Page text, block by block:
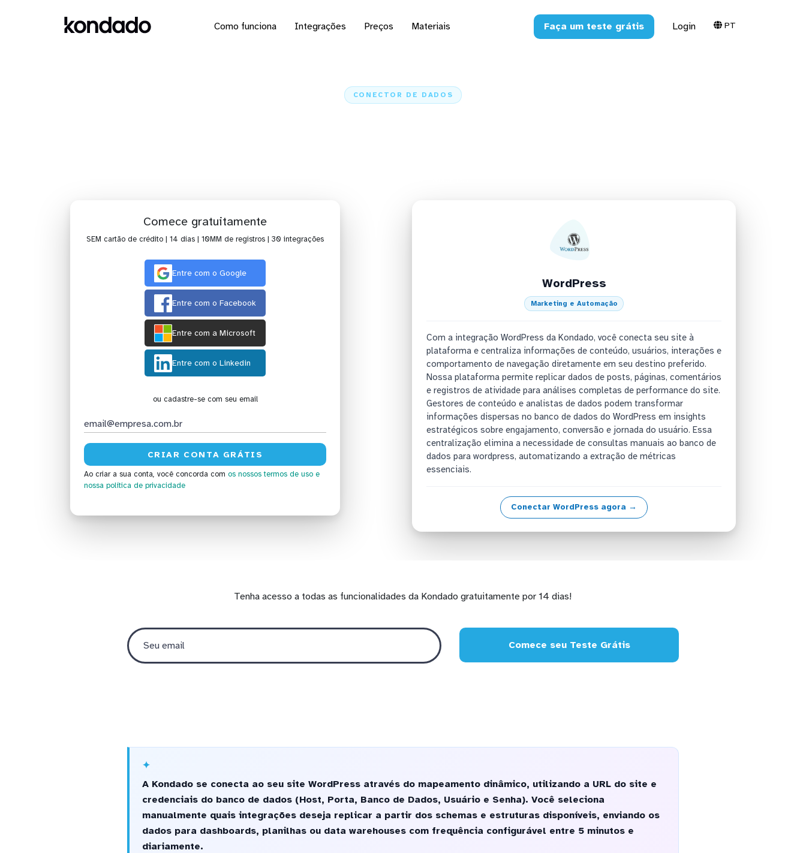
Como funciona Integrações Preços Materiais Faça um teste grátis Login PT
CONECTOR DE DADOS
Comece gratuitamente
SEM cartão de crédito | 14 dias | 10MM de registros | 30 integrações
Entre com o Google
Entre com o Facebook
Entre com a Microsoft
Entre com o Linkedin
ou cadastre-se com seu email
Ao criar a sua conta, você concorda com os nossos termos de uso e
nossa política de privacidade
WordPress
Marketing e Automação
Com a integração WordPress da Kondado, você conecta seu site à
plataforma e centraliza informações de conteúdo, usuários, interações e
comportamento de navegação diretamente em seu destino preferido.
Nossa plataforma permite replicar dados de posts, páginas, comentários
e registros de atividade para análises completas de performance do site.
Gestores de conteúdo e analistas de dados podem transformar
informações dispersas no banco de dados do WordPress em insights
estratégicos sobre engajamento, conversão e jornada do usuário. Essa
centralização elimina a necessidade de consultas manuais ao banco de
dados para wordpress, automatizando a extração de métricas
essenciais.
Conectar WordPress agora →
Tenha acesso a todas as funcionalidades da Kondado gratuitamente por 14 dias!
Comece seu Teste Grátis
A Kondado se conecta ao seu site WordPress através do mapeamento dinâmico, utilizando a URL do site e
credenciais do banco de dados (Host, Porta, Banco de Dados, Usuário e Senha). Você seleciona
manualmente quais integrações deseja replicar a partir dos schemas e estruturas disponíveis, enviando os
dados para dashboards, planilhas ou data warehouses com frequência configurável entre 5 minutos e
diariamente.